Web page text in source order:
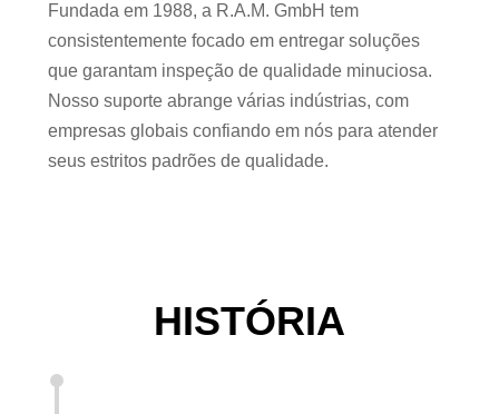
Fundada em 1988, a R.A.M. GmbH tem
consistentemente focado em entregar soluções
que garantam inspeção de qualidade minuciosa.
Nosso suporte abrange várias indústrias, com
empresas globais confiando em nós para atender
seus estritos padrões de qualidade.
HISTÓRIA